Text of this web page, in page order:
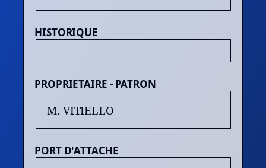
HISTORIQUE
PROPRIETAIRE - PATRON
M. VITIELLO
PORT D'ATTACHE